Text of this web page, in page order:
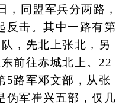
，同盟军兵分两路，
反击。其中一路有第
，先北上张北，另
前往赤城北上。22
5路军邓文部，从张
伪军崔兴五部，仅几